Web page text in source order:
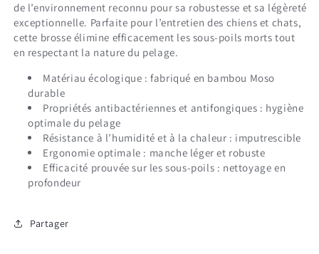
de l’environnement reconnu pour sa robustesse et sa légèreté
exceptionnelle. Parfaite pour l’entretien des chiens et chats,
cette brosse élimine efficacement les sous-poils morts tout
en respectant la nature du pelage.
Matériau écologique : fabriqué en bambou Moso
durable
Propriétés antibactériennes et antifongiques : hygiène
optimale du pelage
Résistance à l’humidité et à la chaleur : imputrescible
Ergonomie optimale : manche léger et robuste
Efficacité prouvée sur les sous-poils : nettoyage en
profondeur
Partager